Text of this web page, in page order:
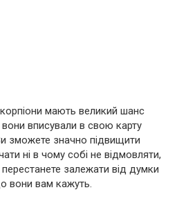
мають великий шанс
вписували в свою карту
зможете значно підвищити
ні в чому собі не відмовляти,
залежати від думки
вони вам кажуть.